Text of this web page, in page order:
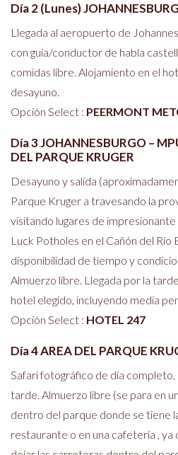
Día 2 (Lunes)
Llegada al aeropuerto de
con guía/conductor de habla
comidas libre. Alojamiento en el
desayuno.
Opción Select : PEERMONT
Día 3 JOHANNESBURGO –
DEL PARQUE KRUGER
Desayuno y salida
Parque Kruger a travesando la
visitando lugares de
Luck Potholes en el Cañón del Río
disponibilidad de tiempo y
Almuerzo libre. Llegada por la
hotel elegido, incluyendo media
Opción Select : HOTEL 247
Día 4 AREA DEL PARQUE
Safari fotográfico de día
tarde. Almuerzo libre (se para en
dentro del parque donde se tiene
restaurante o en una cafetería ,